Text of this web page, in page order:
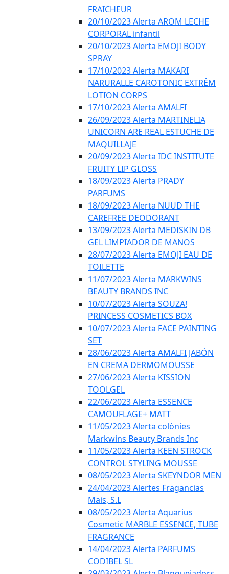
FRAICHEUR
20/10/2023 Alerta AROM LECHE
CORPORAL infantil
20/10/2023 Alerta EMOJI BODY
SPRAY
17/10/2023 Alerta MAKARI
NARURALLE CAROTONIC EXTRÊM
LOTION CORPS
17/10/2023 Alerta AMALFI
26/09/2023 Alerta MARTINELIA
UNICORN ARE REAL ESTUCHE DE
MAQUILLAJE
20/09/2023 Alerta IDC INSTITUTE
FRUITY LIP GLOSS
18/09/2023 Alerta PRADY
PARFUMS
18/09/2023 Alerta NUUD THE
CAREFREE DEODORANT
13/09/2023 Alerta MEDISKIN DB
GEL LIMPIADOR DE MANOS
28/07/2023 Alerta EMOJI EAU DE
TOILETTE
11/07/2023 Alerta MARKWINS
BEAUTY BRANDS INC
10/07/2023 Alerta SOUZA!
PRINCESS COSMETICS BOX
10/07/2023 Alerta FACE PAINTING
SET
28/06/2023 Alerta AMALFI JABÓN
EN CREMA DERMOMOUSSE
27/06/2023 Alerta KISSION
TOOLGEL
22/06/2023 Alerta ESSENCE
CAMOUFLAGE+ MATT
11/05/2023 Alerta colònies
Markwins Beauty Brands Inc
11/05/2023 Alerta KEEN STROCK
CONTROL STYLING MOUSSE
08/05/2023 Alerta SKEYNDOR MEN
24/04/2023 Alertes Fragancias
Mais, S.L
08/05/2023 Alerta Aquarius
Cosmetic MARBLE ESSENCE, TUBE
FRAGRANCE
14/04/2023 Alerta PARFUMS
CODIBEL SL